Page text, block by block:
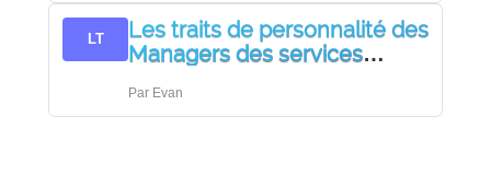
LT
Les traits de personnalité des
Managers des services
communication
Par Evan